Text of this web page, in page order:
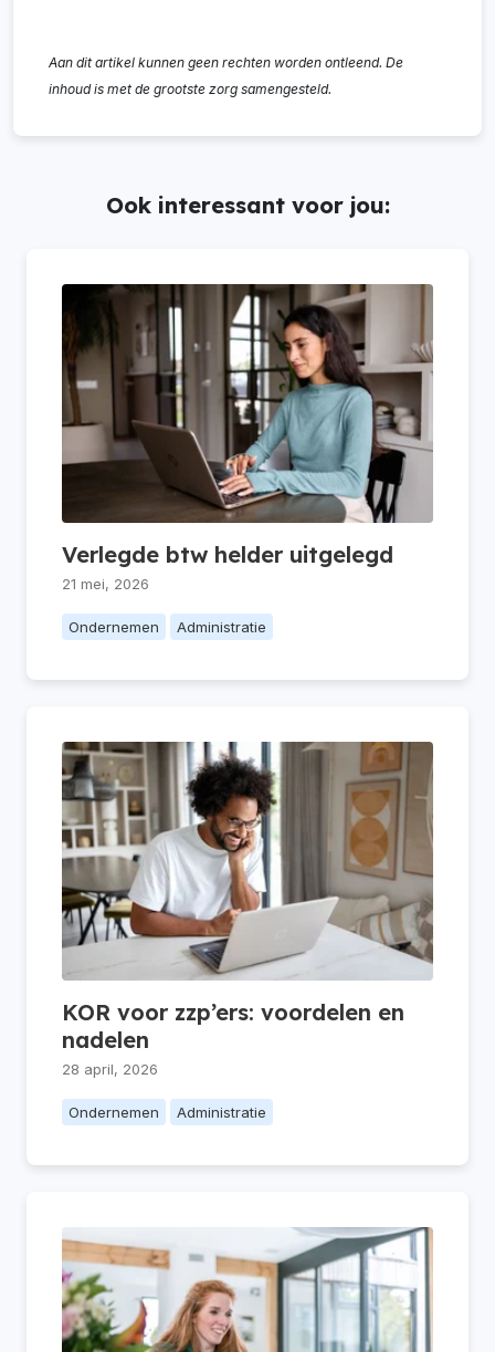
Aan dit artikel kunnen geen rechten worden ontleend. De
inhoud is met de grootste zorg samengesteld.
Ook interessant voor jou:
Verlegde btw helder uitgelegd
21 mei, 2026
Ondernemen Administratie
KOR voor zzp’ers: voordelen en
nadelen
28 april, 2026
Ondernemen Administratie